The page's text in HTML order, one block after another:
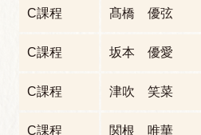
C課程 髙橋 優弦
C課程 坂本 優愛
C課程 津吹 笑菜
C課程 関根 唯華